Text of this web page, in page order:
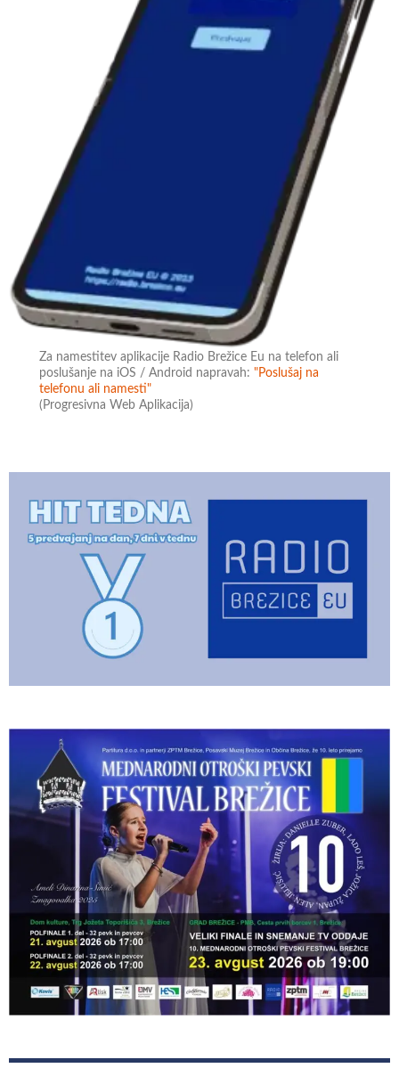
Za namestitev aplikacije Radio Brežice Eu na telefon ali
poslušanje na iOS / Android napravah:"Poslušaj na
telefonu ali namesti"
(Progresivna Web Aplikacija)